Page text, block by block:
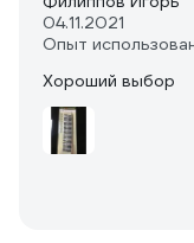
04.11.2021
Опыт
Хороший выбор